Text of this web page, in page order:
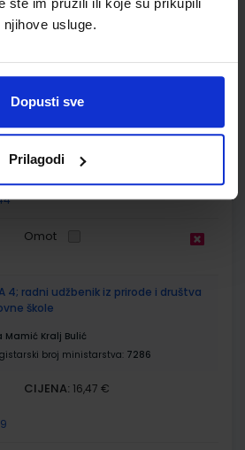
usluge.
Dopusti sve
Prilagodi
Ružić Stančić
CIJENA: 11,50 €
Omot
JA 4; radni udžbenik iz prirode i društva
škole
Kralj Bulić
broj ministarstva: 7286
CIJENA: 16,47 €